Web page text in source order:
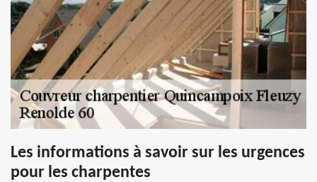
Les informations à savoir sur les urgences
pour les charpentes